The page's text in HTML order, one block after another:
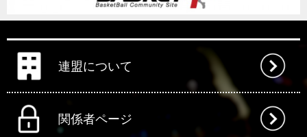
連盟について
関係者ページ